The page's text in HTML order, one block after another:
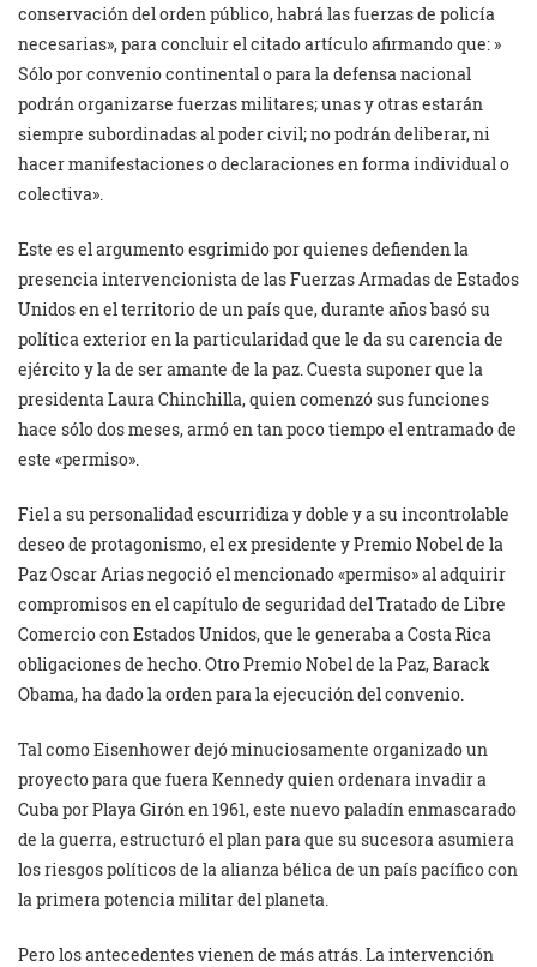
conservación del orden público, habrá las fuerzas de policía
necesarias», para concluir el citado artículo afirmando que: »
Sólo por convenio continental o para la defensa nacional
podrán organizarse fuerzas militares; unas y otras estarán
siempre subordinadas al poder civil; no podrán deliberar, ni
hacer manifestaciones o declaraciones en forma individual o
colectiva».
Este es el argumento esgrimido por quienes defienden la
presencia intervencionista de las Fuerzas Armadas de Estados
Unidos en el territorio de un país que, durante años basó su
política exterior en la particularidad que le da su carencia de
ejército y la de ser amante de la paz. Cuesta suponer que la
presidenta Laura Chinchilla, quien comenzó sus funciones
hace sólo dos meses, armó en tan poco tiempo el entramado de
este «permiso».
Fiel a su personalidad escurridiza y doble y a su incontrolable
deseo de protagonismo, el ex presidente y Premio Nobel de la
Paz Oscar Arias negoció el mencionado «permiso» al adquirir
compromisos en el capítulo de seguridad del Tratado de Libre
Comercio con Estados Unidos, que le generaba a Costa Rica
obligaciones de hecho. Otro Premio Nobel de la Paz, Barack
Obama, ha dado la orden para la ejecución del convenio.
Tal como Eisenhower dejó minuciosamente organizado un
proyecto para que fuera Kennedy quien ordenara invadir a
Cuba por Playa Girón en 1961, este nuevo paladín enmascarado
de la guerra, estructuró el plan para que su sucesora asumiera
los riesgos políticos de la alianza bélica de un país pacífico con
la primera potencia militar del planeta.
Pero los antecedentes vienen de más atrás. La intervención